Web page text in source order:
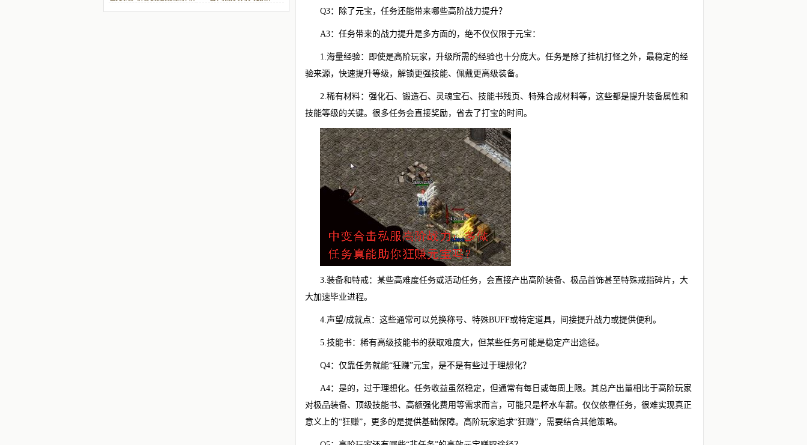
Q3：除了元宝，任务还能带来哪些高阶战力提升？
A3：任务带来的战力提升是多方面的，绝不仅仅限于元宝：
1.海量经验：即使是高阶玩家，升级所需的经验也十分庞大。任务是除了挂机打怪之外，最稳定的经
验来源，快速提升等级，解锁更强技能、佩戴更高级装备。
2.稀有材料：强化石、锻造石、灵魂宝石、技能书残页、特殊合成材料等，这些都是提升装备属性和
技能等级的关键。很多任务会直接奖励，省去了打宝的时间。
3.装备和特戒：某些高难度任务或活动任务，会直接产出高阶装备、极品首饰甚至特殊戒指碎片，大
大加速毕业进程。
4.声望/成就点：这些通常可以兑换称号、特殊BUFF或特定道具，间接提升战力或提供便利。
5.技能书：稀有高级技能书的获取难度大，但某些任务可能是稳定产出途径。
Q4：仅靠任务就能“狂赚”元宝，是不是有些过于理想化？
A4：是的，过于理想化。任务收益虽然稳定，但通常有每日或每周上限。其总产出量相比于高阶玩家
对极品装备、顶级技能书、高额强化费用等需求而言，可能只是杯水车薪。仅仅依靠任务，很难实现真正
意义上的“狂赚”，更多的是提供基础保障。高阶玩家追求“狂赚”，需要结合其他策略。